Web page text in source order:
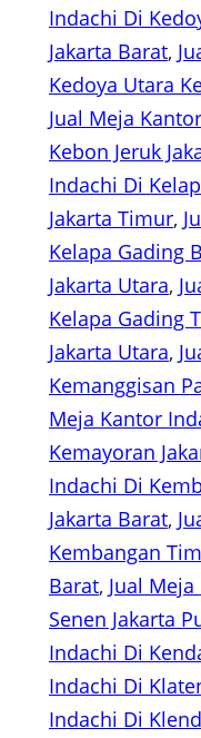
Indachi Di
Jakarta Barat,
Kedoya Utara
Jual Meja
Kebon Jeruk
Indachi Di
Jakarta Timur,
Kelapa Gading
Jakarta Utara,
Kelapa Gading
Jakarta Utara,
Kemanggisan
Meja Kantor
Kemayoran
Indachi Di
Jakarta Barat,
Kembangan
Barat, Jual
Senen Jakarta
Indachi Di
Indachi Di
Indachi Di